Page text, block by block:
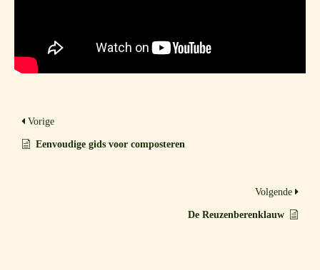
Vorige
Eenvoudige gids voor composteren
Volgende
De Reuzenberenklauw